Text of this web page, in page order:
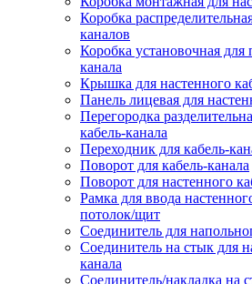
Коробка
каналов
Коробка установочная для
канала
Крышка для настенного
Панель лицевая для
Перегородка
кабель-канала
Переходник для кабель-
Поворот для кабель-канала
Поворот для настенного
Рамка для ввода
потолок/щит
Соединитель для
Соединитель на стык для
канала
Соединитель/накладка на